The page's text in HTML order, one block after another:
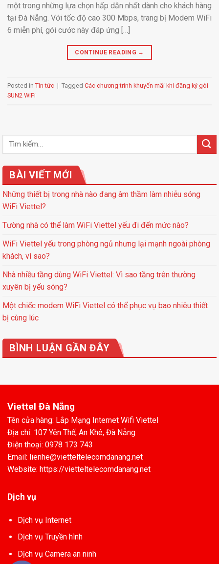
một trong những lựa chọn hấp dẫn nhất dành cho khách hàng
tại Đà Nẵng. Với tốc độ cao 300 Mbps, trang bị Modem WiFi
6 miễn phí, gói cước này đáp ứng […]
CONTINUE READING →
Posted in Tin tức | Tagged Các chương trình khuyến mãi khi đăng ký gói
SUN2 WiFi
BÀI VIẾT MỚI
Những thiết bị trong nhà nào đang âm thầm làm nhiễu sóng
WiFi Viettel?
Tường nhà có thể làm WiFi Viettel yếu đi đến mức nào?
WiFi Viettel yếu trong phòng ngủ nhưng lại mạnh ngoài phòng
khách, vì sao?
Nhà nhiều tầng dùng WiFi Viettel: Vì sao tầng trên thường
xuyên bị yếu sóng?
Một chiếc modem WiFi Viettel có thể phục vụ bao nhiêu thiết
bị cùng lúc
BÌNH LUẬN GẦN ĐÂY
Viettel Đà Nẵng
Tên cửa hàng: Lắp Mạng Internet Wifi Viettel
Địa chỉ: 107 Yên Thế, An Khê, Đà Nẵng
Điện thoại: 0978 173 743
Email: lienhe@vietteltelecomdanang.net
Website: https://vietteltelecomdanang.net
Dịch vụ
Dịch vụ Internet
Dịch vụ Truyền hình
Dịch vụ Camera an ninh